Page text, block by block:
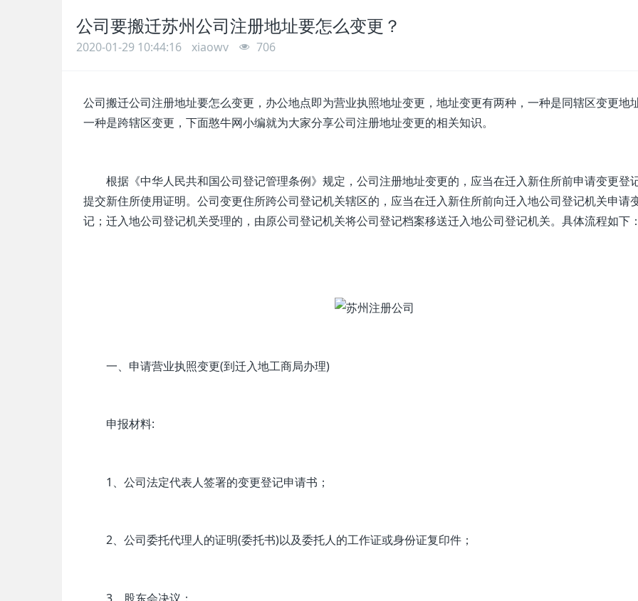
公司要搬迁苏州公司注册地址要怎么变更？
2020-01-29 10:44:16 xiaowv 706
公司搬迁公司注册地址要怎么变更，办公地点即为营业执照地址变更，地址变更有两种，一种是同辖区变更地
一种是跨辖区变更，下面憨牛网小编就为大家分享公司注册地址变更的相关知识。
根据《中华人民共和国公司登记管理条例》规定，公司注册地址变更的，应当在迁入新住所前申请变更登
提交新住所使用证明。公司变更住所跨公司登记机关辖区的，应当在迁入新住所前向迁入地公司登记机关申请
记；迁入地公司登记机关受理的，由原公司登记机关将公司登记档案移送迁入地公司登记机关。具体流程如下
一、申请营业执照变更(到迁入地工商局办理)
申报材料:
1、公司法定代表人签署的变更登记申请书；
2、公司委托代理人的证明(委托书)以及委托人的工作证或身份证复印件；